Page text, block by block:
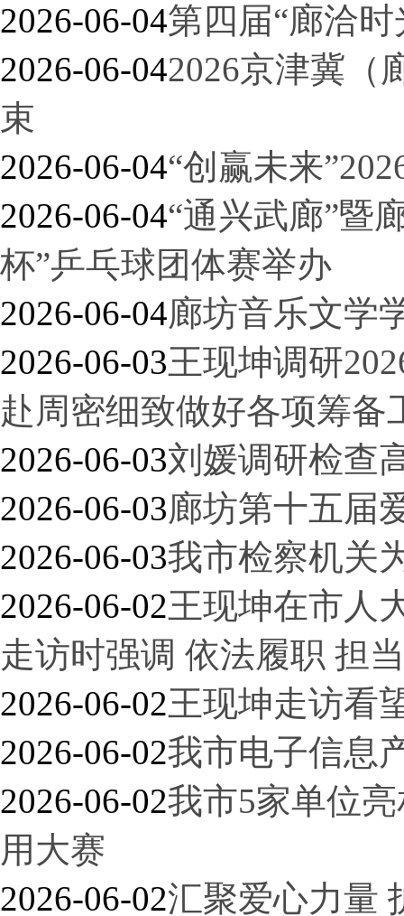
2026-06-04第四届“廊洽
2026-06-042026京津冀（
束
2026-06-04“创赢未来
2026-06-04“通兴武廊”暨
杯”乒乓球团体赛举办
2026-06-04廊坊音乐文学
2026-06-03王现坤调研
赴周密细致做好各项筹
2026-06-03刘媛调研检查
2026-06-03廊坊第十五届
2026-06-03我市检察机关
2026-06-02王现坤在市人
走访时强调 依法履职 担
2026-06-02王现坤走访看
2026-06-02我市电子信息
2026-06-02我市5家单位
用大赛
2026-06-02汇聚爱心力量